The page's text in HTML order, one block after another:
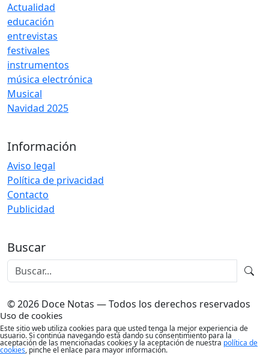
Actualidad
educación
entrevistas
festivales
instrumentos
música electrónica
Musical
Navidad 2025
Información
Aviso legal
Política de privacidad
Contacto
Publicidad
Buscar
© 2026 Doce Notas — Todos los derechos reservados
Uso de cookies
Este sitio web utiliza cookies para que usted tenga la mejor experiencia de
usuario. Si continúa navegando está dando su consentimiento para la
aceptación de las mencionadas cookies y la aceptación de nuestra política de
cookies, pinche el enlace para mayor información.